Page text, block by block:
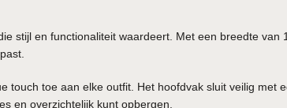
stijl en functionaliteit waardeert. Met een breedte van
toe aan elke outfit. Het hoofdvak sluit veilig met
en overzichtelijk kunt opbergen.